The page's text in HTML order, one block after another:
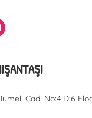
Cad. No:4 D:6